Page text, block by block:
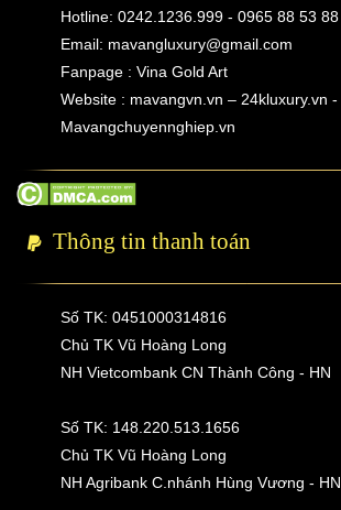
Hotline: 0242.1236.999 - 0965 88 53 88
Email: mavangluxury@gmail.com
Fanpage : Vina Gold Art
Website : mavangvn.vn – 24kluxury.vn -
Mavangchuyennghiep.vn
Thông tin thanh toán
Số TK: 0451000314816
Chủ TK Vũ Hoàng Long
NH Vietcombank CN Thành Công - HN
Số TK: 148.220.513.1656
Chủ TK Vũ Hoàng Long
NH Agribank C.nhánh Hùng Vương - HN